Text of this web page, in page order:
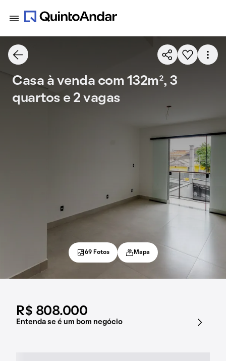
R$ 808.000
Entenda se é um bom negócio
Casa à venda com 132m², 3
quartos e 2 vagas
69 Fotos Mapa